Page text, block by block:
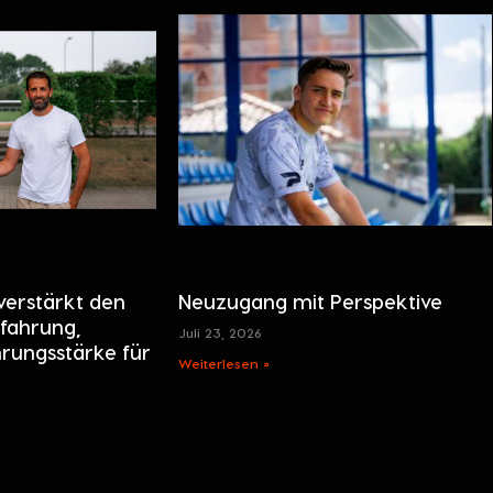
den
für
Neuzugang mit Perspektive
Juli 23, 2026
Weiterlesen »